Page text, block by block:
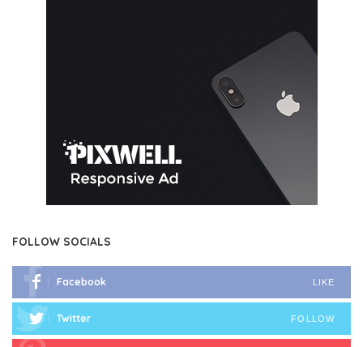
FOLLOW SOCIALS
Facebook LIKE
Twitter FOLLOW